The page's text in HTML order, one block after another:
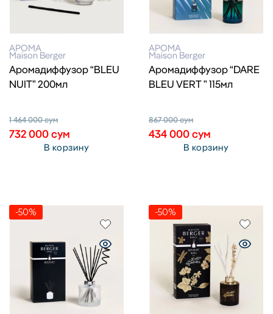
АРОМА
Maison Berger
Аромадиффузор “BLEU
NUIT” 200мл
1 464 000сум
732 000сум
В корзину
АРОМА
Maison Berger
Аромадиффузор “DARE
BLEU VERT ” 115мл
867 000сум
434 000сум
В корзину
-50% -50%